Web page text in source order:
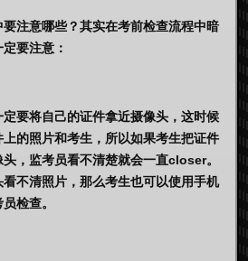
注意哪些？其实在考前检查流程中暗
要注意：
要将自己的证件拿近摄像头，这时候
的照片和考生，所以如果考生把证件
，监考员看不清楚就会一直closer。
不清照片，那么考生也可以使用手机
检查。